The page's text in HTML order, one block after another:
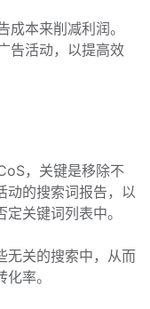
本来削减利润。
告活动，以提高效
，关键是移除不
动的搜索词报告，以
关键词列表中。
无关的搜索中，从而
率。